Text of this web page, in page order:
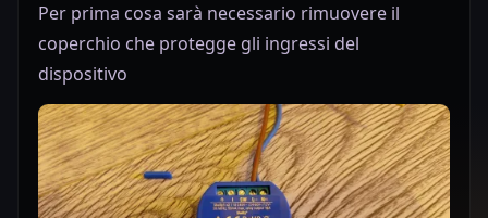
Per prima cosa sarà necessario rimuovere il
coperchio che protegge gli ingressi del
dispositivo